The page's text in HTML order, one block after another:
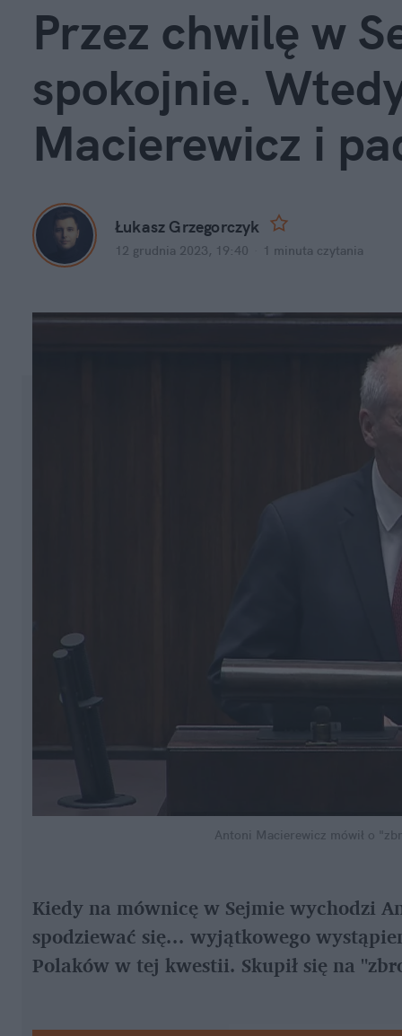
Przez chwilę w
spokojnie.
Macierewicz i
Łukasz Grzegorczyk
12 grudnia 2023, 19:40 1 minuta czytania
Antoni Macierewicz mówił o
Kiedy na mównicę w Sejmie wychodzi
spodziewać się... wyjątkowego
Polaków w tej kwestii. Skupił się na